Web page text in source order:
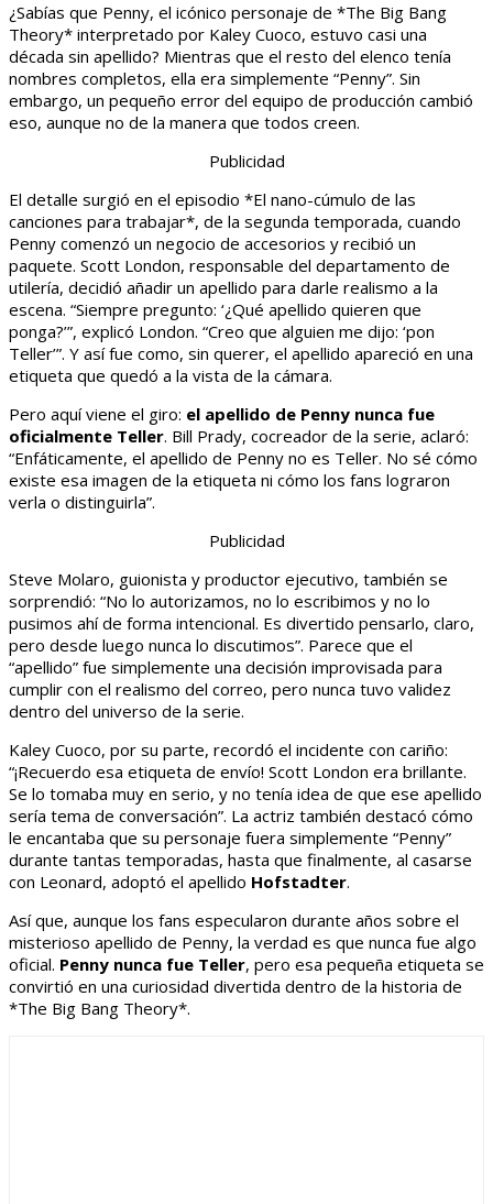
¿Sabías que Penny, el icónico personaje de *The Big Bang
Theory* interpretado por Kaley Cuoco, estuvo casi una
década sin apellido? Mientras que el resto del elenco tenía
nombres completos, ella era simplemente “Penny”. Sin
embargo, un pequeño error del equipo de producción cambió
eso, aunque no de la manera que todos creen.
Publicidad
El detalle surgió en el episodio *El nano-cúmulo de las
canciones para trabajar*, de la segunda temporada, cuando
Penny comenzó un negocio de accesorios y recibió un
paquete. Scott London, responsable del departamento de
utilería, decidió añadir un apellido para darle realismo a la
escena. “Siempre pregunto: ‘¿Qué apellido quieren que
ponga?’”, explicó London. “Creo que alguien me dijo: ‘pon
Teller’”. Y así fue como, sin querer, el apellido apareció en una
etiqueta que quedó a la vista de la cámara.
Pero aquí viene el giro: el apellido de Penny nunca fue
oficialmente Teller. Bill Prady, cocreador de la serie, aclaró:
“Enfáticamente, el apellido de Penny no es Teller. No sé cómo
existe esa imagen de la etiqueta ni cómo los fans lograron
verla o distinguirla”.
Publicidad
Steve Molaro, guionista y productor ejecutivo, también se
sorprendió: “No lo autorizamos, no lo escribimos y no lo
pusimos ahí de forma intencional. Es divertido pensarlo, claro,
pero desde luego nunca lo discutimos”. Parece que el
“apellido” fue simplemente una decisión improvisada para
cumplir con el realismo del correo, pero nunca tuvo validez
dentro del universo de la serie.
Kaley Cuoco, por su parte, recordó el incidente con cariño:
“¡Recuerdo esa etiqueta de envío! Scott London era brillante.
Se lo tomaba muy en serio, y no tenía idea de que ese apellido
sería tema de conversación”. La actriz también destacó cómo
le encantaba que su personaje fuera simplemente “Penny”
durante tantas temporadas, hasta que finalmente, al casarse
con Leonard, adoptó el apellido Hofstadter.
Así que, aunque los fans especularon durante años sobre el
misterioso apellido de Penny, la verdad es que nunca fue algo
oficial. Penny nunca fue Teller, pero esa pequeña etiqueta se
convirtió en una curiosidad divertida dentro de la historia de
*The Big Bang Theory*.